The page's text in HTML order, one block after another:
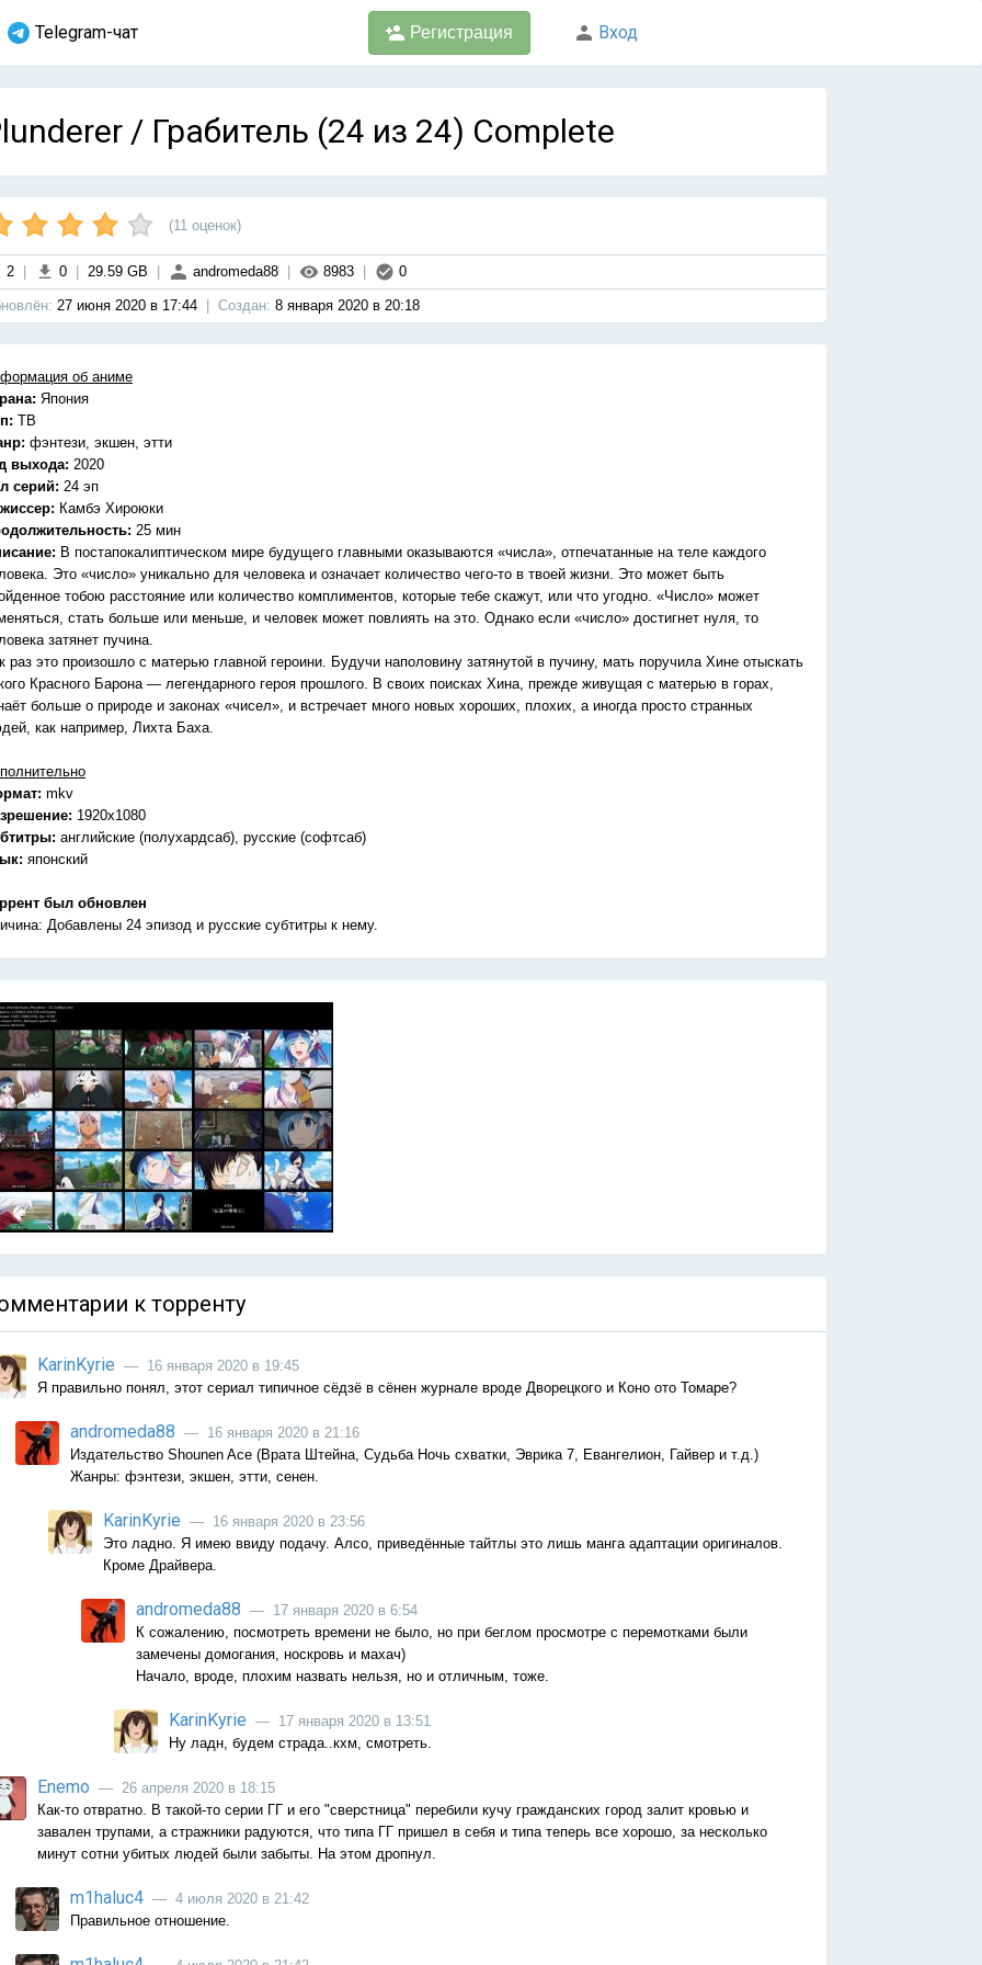
Telegram-чат Регистрация Вход
/ Грабитель (24 из 24) Complete
(11 оценок)
2 0 29.59 GB andromeda88 8983 0
27 июня 2020 в 17:44 Cоздан: 8 января 2020 в 20:18
об аниме
Япония
ТВ
фэнтези, экшен, этти
выхода: 2020
серий: 24 эп
Камбэ Хироюки
25 мин
В постапокалиптическом мире будущего главными оказываются «числа», отпечатанные на теле каждого
Это «число» уникально для человека и означает количество чего-то в твоей жизни. Это может быть
тобою расстояние или количество комплиментов, которые тебе скажут, или что угодно. «Число» может
стать больше или меньше, и человек может повлиять на это. Однако если «число» достигнет нуля, то
затянет пучина.
раз это произошло с матерью главной героини. Будучи наполовину затянутой в пучину, мать поручила Хине отыскать
Красного Барона — легендарного героя прошлого. В своих поисках Хина, прежде живущая с матерью в горах,
больше о природе и законах «чисел», и встречает много новых хороших, плохих, а иногда просто странных
как например, Лихта Баха.
mkv
1920х1080
английские (полухардсаб), русские (софтсаб)
японский
был обновлен
Добавлены 24 эпизод и русские субтитры к нему.
к торренту
KarinKyrie — 16 января 2020 в 19:45
Я правильно понял, этот сериал типичное сёдзё в сёнен журнале вроде Дворецкого и Коно ото Томаре?
andromeda88 — 16 января 2020 в 21:16
Издательство Shounen Ace (Врата Штейна, Судьба Ночь схватки, Эврика 7, Евангелион, Гайвер и т.д.)
Жанры: фэнтези, экшен, этти, сенен.
KarinKyrie — 16 января 2020 в 23:56
Это ладно. Я имею ввиду подачу. Алсо, приведённые тайтлы это лишь манга адаптации оригиналов.
Кроме Драйвера.
andromeda88 — 17 января 2020 в 6:54
К сожалению, посмотреть времени не было, но при беглом просмотре с перемотками были
замечены домогания, носкровь и махач)
Начало, вроде, плохим назвать нельзя, но и отличным, тоже.
KarinKyrie — 17 января 2020 в 13:51
Ну ладн, будем страда..кхм, смотреть.
Enemo — 26 апреля 2020 в 18:15
Как-то отвратно. В такой-то серии ГГ и его "сверстница" перебили кучу гражданских город залит кровью и
завален трупами, а стражники радуются, что типа ГГ пришел в себя и типа теперь все хорошо, за несколько
минут сотни убитых людей были забыты. На этом дропнул.
m1haluc4 — 4 июля 2020 в 21:42
Правильное отношение.